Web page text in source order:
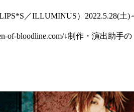
／ILLUMINUS）2022.5.28(土)
of-bloodline.com/↓制作・演出助手の